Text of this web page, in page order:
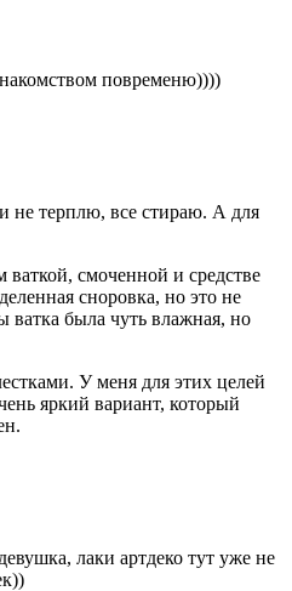
повременю))))
не терплю, все стираю. А для
ваткой, смоченной и средстве
сноровка, но это не
ватка была чуть влажная, но
У меня для этих целей
яркий вариант, который
лаки артдеко тут уже не